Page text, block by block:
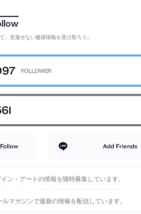
、見逃せない建築情報を受け取ろう。
Follow Add Friends
ン・アートの情報を随時募集しています。
ルマガジンで最新の情報を配信しています。